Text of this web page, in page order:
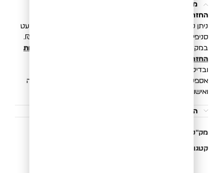
משלוחים והחזרות
החזרת פריטים הינה פשוטה, קלה ונוחה.
ניתן להחליף/להחזיר את הפריט בכל סניפי רשת בוגארט (למעט
סניפי Outlet) או באמצעות איסוף ע״י שליח בעלות של 20 ₪.
במקרה של החזרת פריט, תקבלו זיכוי כספי בהתאם ל
מדיניות
החזרות והחלפות
ובדיקתם במשרדינו.
אספקת המשלוח הינה 3 עד 10 ימי עסקים מיום ביצוע העסקה
ואישור חברת האשראי.
הוראות כביסה
מק"ט:
קטגוריות: